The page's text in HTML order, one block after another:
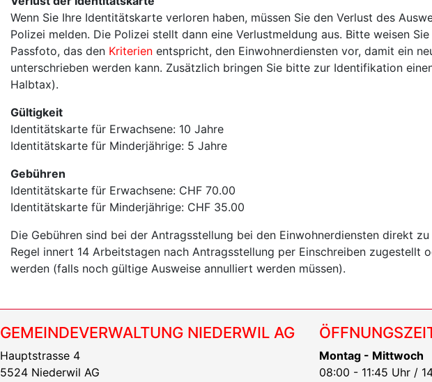
Wenn Sie Ihre Identitätskarte verloren haben, müssen Sie den Verlust des
Polizei melden. Die Polizei stellt dann eine Verlustmeldung aus. Bitte weisen
Passfoto, das den Kriterien entspricht, den Einwohnerdiensten vor, damit ein
unterschrieben werden kann. Zusätzlich bringen Sie bitte zur Identifikation
Halbtax).
Gültigkeit
Identitätskarte für Erwachsene: 10 Jahre
Identitätskarte für Minderjährige: 5 Jahre
Gebühren
Identitätskarte für Erwachsene: CHF 70.00
Identitätskarte für Minderjährige: CHF 35.00
Die Gebühren sind bei der Antragsstellung bei den Einwohnerdiensten direkt
Regel innert 14 Arbeitstagen nach Antragsstellung per Einschreiben zugestellt
werden (falls noch gültige Ausweise annulliert werden müssen).
GEMEINDEVERWALTUNG NIEDERWIL AG
Hauptstrasse 4
5524 Niederwil AG
Montag - Mittwoch
08:00 - 11:45 Uhr /